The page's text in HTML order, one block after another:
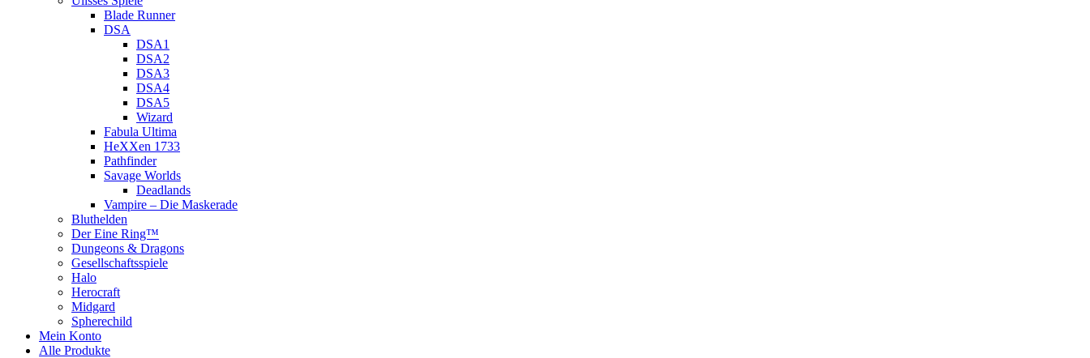
Blade Runner
DSA
DSA1
DSA2
DSA3
DSA4
DSA5
Wizard
Fabula Ultima
HeXXen 1733
Pathfinder
Savage Worlds
Deadlands
Vampire – Die Maskerade
Bluthelden
Der Eine Ring™
Dungeons & Dragons
Gesellschaftsspiele
Halo
Herocraft
Midgard
Spherechild
Mein Konto
Alle Produkte